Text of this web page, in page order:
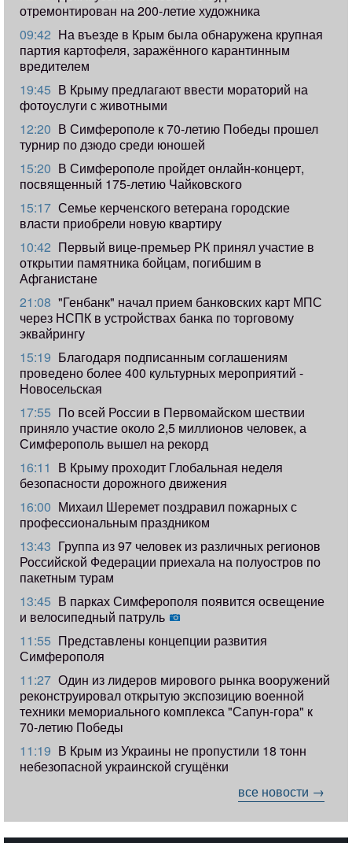
отремонтирован на 200-летие художника
09:42 ​На въезде в Крым была обнаружена крупная
партия картофеля, заражённого карантинным
вредителем
19:45 В Крыму предлагают ввести мораторий на
фотоуслуги с животными
12:20 В Симферополе к 70-летию Победы прошел
турнир по дзюдо среди юношей
15:20 В Симферополе пройдет онлайн-концерт,
посвященный 175-летию Чайковского
15:17 Семье керченского ветерана городские
власти приобрели новую квартиру
10:42 Первый вице-премьер РК принял участие в
открытии памятника бойцам, погибшим в
Афганистане
21:08 "Генбанк" начал прием банковских карт МПС
через НСПК в устройствах банка по торговому
эквайрингу
15:19 Благодаря подписанным соглашениям
проведено более 400 культурных мероприятий -
Новосельская
17:55 ​По всей России в Первомайском шествии
приняло участие около 2,5 миллионов человек, а
Симферополь вышел на рекорд
16:11 В Крыму проходит Глобальная неделя
безопасности дорожного движения
16:00 Михаил Шеремет поздравил пожарных с
профессиональным праздником
13:43 Группа из 97 человек из различных регионов
Российской Федерации приехала на полуостров по
пакетным турам
13:45 В парках Симферополя появится освещение
и велосипедный патруль
11:55 Представлены концепции развития
Симферополя
11:27 Один из лидеров мирового рынка вооружений
реконструировал открытую экспозицию военной
техники мемориального комплекса "Сапун-гора" к
70-летию Победы
11:19 ​В Крым из Украины не пропустили 18 тонн
небезопасной украинской сгущёнки
все новости →